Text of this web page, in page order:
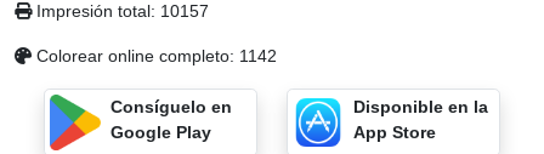
Impresión total: 10157
Colorear online completo: 1142
Consíguelo en
Google Play
Disponible en la
App Store